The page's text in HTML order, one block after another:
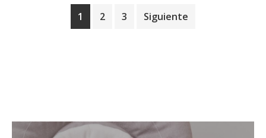
1 2 3 Siguiente